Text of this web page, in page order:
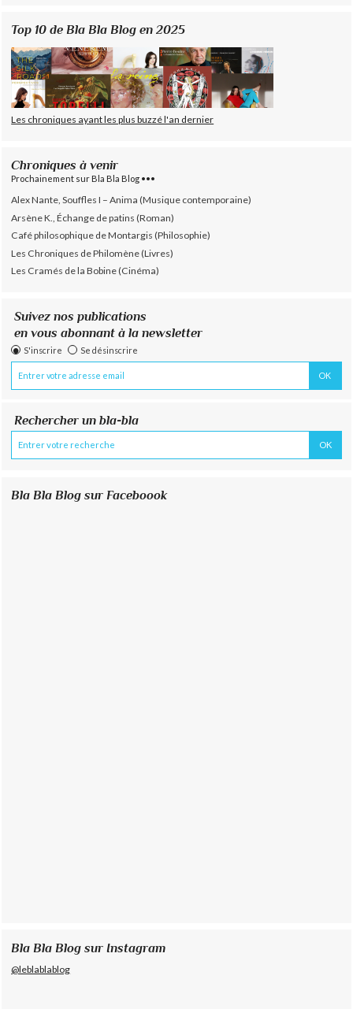
Top 10 de Bla Bla Blog en 2025
Les chroniques ayant les plus buzzé l'an dernier
Chroniques à venir
Prochainement sur Bla Bla Blog •••
Alex Nante, Souffles I – Anima (Musique contemporaine)
Arsène K., Échange de patins (Roman)
Café philosophique de Montargis (Philosophie)
Les Chroniques de Philomène (Livres)
Les Cramés de la Bobine (Cinéma)
Suivez nos publications
en vous abonnant à la newsletter
S'inscrire Se désinscrire
Rechercher un bla-bla
Bla Bla Blog sur Faceboook
Bla Bla Blog sur Instagram
@leblablablog